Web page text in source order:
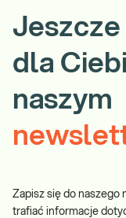
dla
naszym
Zapisz się do naszego
trafiać informacje